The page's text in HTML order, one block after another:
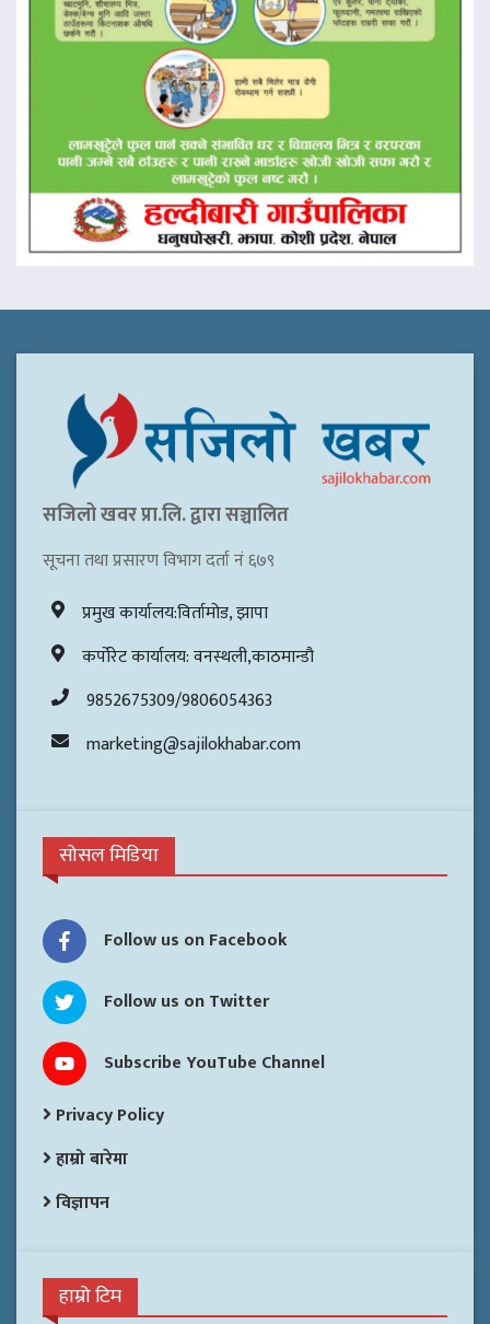
सजिलो खवर प्रा.लि. द्वारा सञ्चालित
सूचना तथा प्रसारण विभाग दर्ता नं ६७९
प्रमुख कार्यालय:विर्तामोड, झापा
कर्पोरेट कार्यालय: वनस्थली,काठमान्डौ
9852675309/9806054363
marketing@sajilokhabar.com
सोसल मिडिया
Follow us on Facebook
Follow us on Twitter
Subscribe YouTube Channel
Privacy Policy
हाम्रो बारेमा
विज्ञापन
हाम्रो टिम